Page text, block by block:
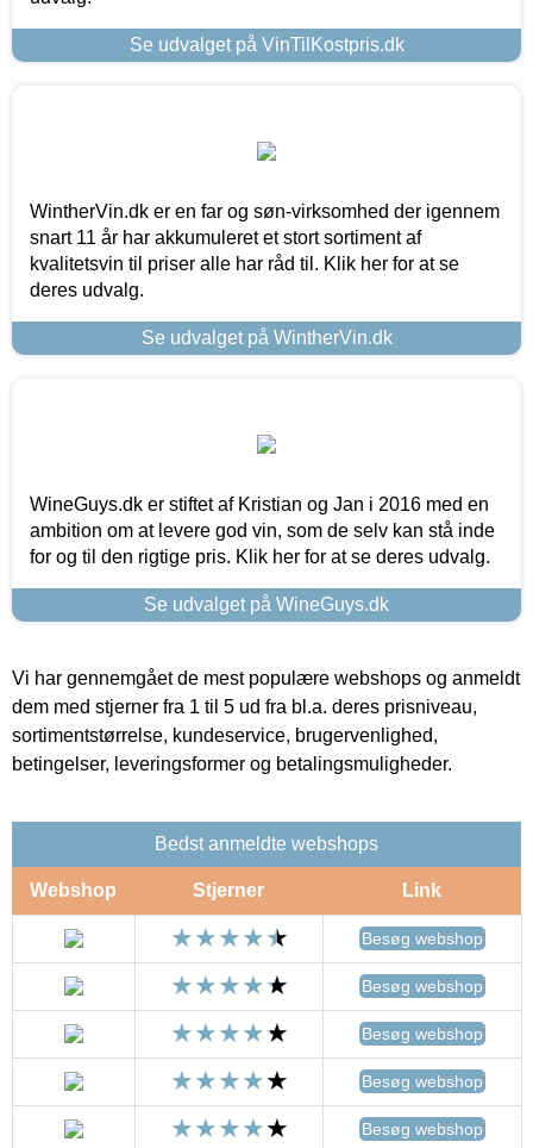
Se udvalget på VinTilKostpris.dk
WintherVin.dk er en far og søn-virksomhed der igennem
snart 11 år har akkumuleret et stort sortiment af
kvalitetsvin til priser alle har råd til. Klik her for at se
deres udvalg.
Se udvalget på WintherVin.dk
WineGuys.dk er stiftet af Kristian og Jan i 2016 med en
ambition om at levere god vin, som de selv kan stå inde
for og til den rigtige pris. Klik her for at se deres udvalg.
Se udvalget på WineGuys.dk
Vi har gennemgået de mest populære webshops og anmeldt
dem med stjerner fra 1 til 5 ud fra bl.a. deres prisniveau,
sortimentstørrelse, kundeservice, brugervenlighed,
betingelser, leveringsformer og betalingsmuligheder.
Bedst anmeldte webshops
Webshop Stjerner Link
Besøg webshop
Besøg webshop
Besøg webshop
Besøg webshop
Besøg webshop